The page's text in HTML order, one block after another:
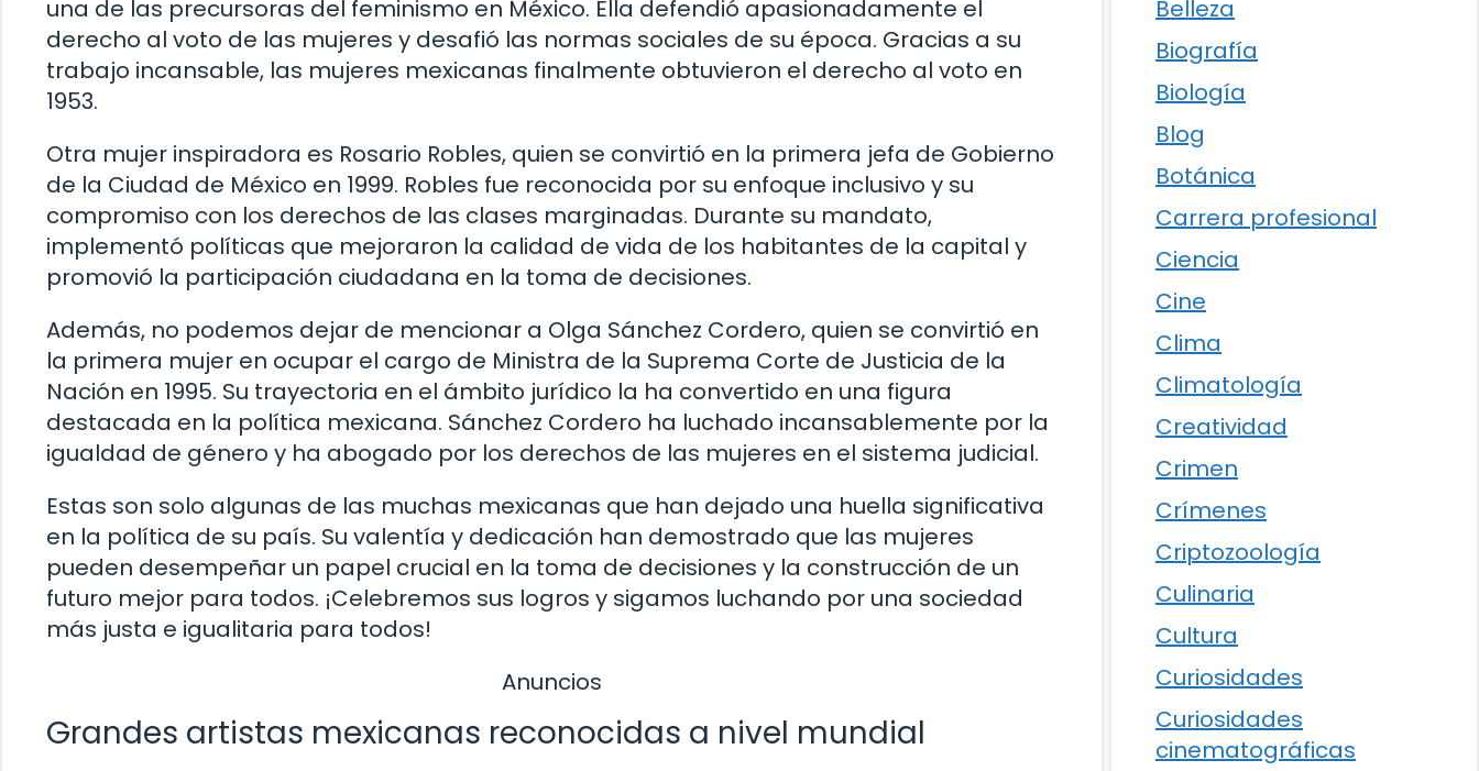
una de las precursoras del feminismo en México. Ella defendió apasionadamente el
derecho al voto de las mujeres y desafió las normas sociales de su época. Gracias a su
trabajo incansable, las mujeres mexicanas finalmente obtuvieron el derecho al voto en
1953.
Otra mujer inspiradora es Rosario Robles, quien se convirtió en la primera jefa de Gobierno
de la Ciudad de México en 1999. Robles fue reconocida por su enfoque inclusivo y su
compromiso con los derechos de las clases marginadas. Durante su mandato,
implementó políticas que mejoraron la calidad de vida de los habitantes de la capital y
promovió la participación ciudadana en la toma de decisiones.
Además, no podemos dejar de mencionar a Olga Sánchez Cordero, quien se convirtió en
la primera mujer en ocupar el cargo de Ministra de la Suprema Corte de Justicia de la
Nación en 1995. Su trayectoria en el ámbito jurídico la ha convertido en una figura
destacada en la política mexicana. Sánchez Cordero ha luchado incansablemente por la
igualdad de género y ha abogado por los derechos de las mujeres en el sistema judicial.
Estas son solo algunas de las muchas mexicanas que han dejado una huella significativa
en la política de su país. Su valentía y dedicación han demostrado que las mujeres
pueden desempeñar un papel crucial en la toma de decisiones y la construcción de un
futuro mejor para todos. ¡Celebremos sus logros y sigamos luchando por una sociedad
más justa e igualitaria para todos!
Anuncios
Grandes artistas mexicanas reconocidas a nivel mundial
Belleza
Biografía
Biología
Blog
Botánica
Carrera profesional
Ciencia
Cine
Clima
Climatología
Creatividad
Crimen
Crímenes
Criptozoología
Culinaria
Cultura
Curiosidades
Curiosidades
cinematográficas